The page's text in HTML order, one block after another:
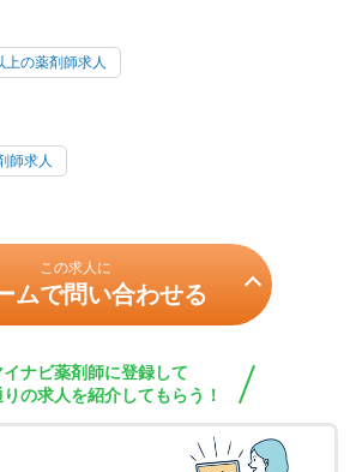
の薬剤師求人
師求人
この求人に
ムで問い合わせる
イナビ薬剤師に登録して
の求人を紹介してもらう！